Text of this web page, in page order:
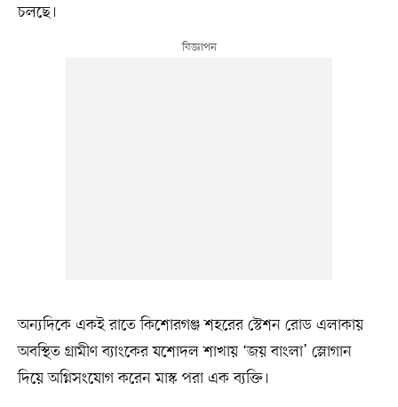
চলছে।
অন্যদিকে একই রাতে কিশোরগঞ্জ শহরের স্টেশন রোড এলাকায়
অবস্থিত গ্রামীণ ব্যাংকের যশোদল শাখায় ‘জয় বাংলা’ স্লোগান
দিয়ে অগ্নিসংযোগ করেন মাস্ক পরা এক ব্যক্তি।